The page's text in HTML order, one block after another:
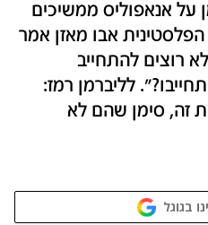
על אנאפוליס ממשיכים
אבו מאזן אמר
רוצים להתחייב
לליברמן רמז:
זה, סימן שהם לא
בגוגל